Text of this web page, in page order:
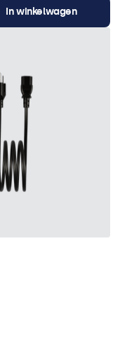
In winkelwagen